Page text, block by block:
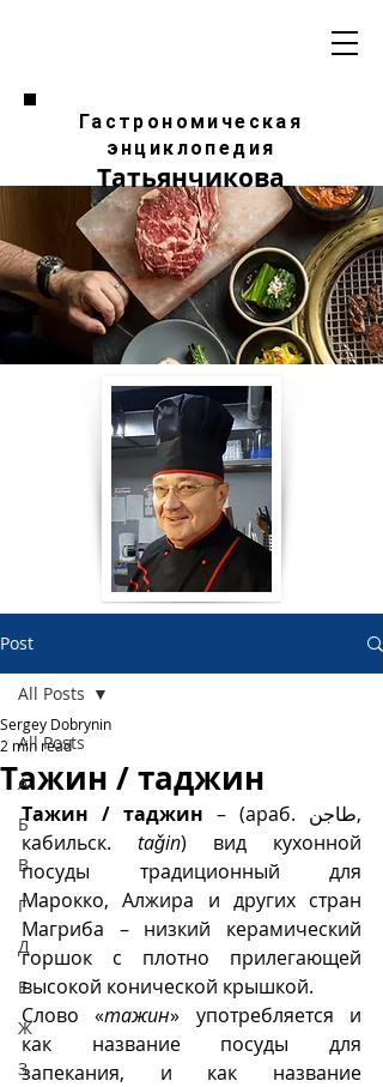
Гастрономическая
энциклопедия
Татьянчикова
Post
All Posts
А
Б
В
Г
Д
Е
Ж
З
All Posts
Тажин / таджин
Sergey Dobrynin
2 min read
Тажин / таджин – (араб. طاجن,
кабильск. taǧin) вид кухонной
посуды традиционный для
Марокко, Алжира и других стран
Магриба – низкий керамический
горшок с плотно прилегающей
высокой конической крышкой.
Слово «тажин» употребляется и
как название посуды для
запекания, и как название